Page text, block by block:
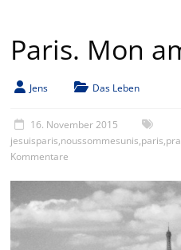
Paris. Mon
Jens Das Leben
16. November 2015
jesuisparis,noussommesunis,paris,
Kommentare